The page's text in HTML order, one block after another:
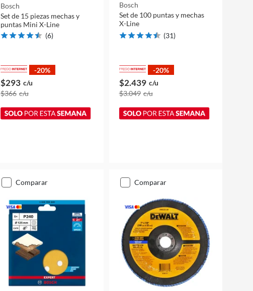
Bosch
Set de 15 piezas mechas y
puntas Mini X-Line
(6)
-20%
$293 c/u
$366 c/u
Bosch
Set de 100 puntas y mechas
X-Line
(31)
-20%
$2.439 c/u
$3.049 c/u
comparar comparar